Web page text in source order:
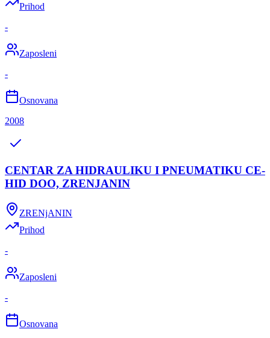
Prihod
-
Zaposleni
-
Osnovana
2008
CENTAR ZA HIDRAULIKU I PNEUMATIKU CE-
HID DOO, ZRENJANIN
ZRENjANIN
Prihod
-
Zaposleni
-
Osnovana